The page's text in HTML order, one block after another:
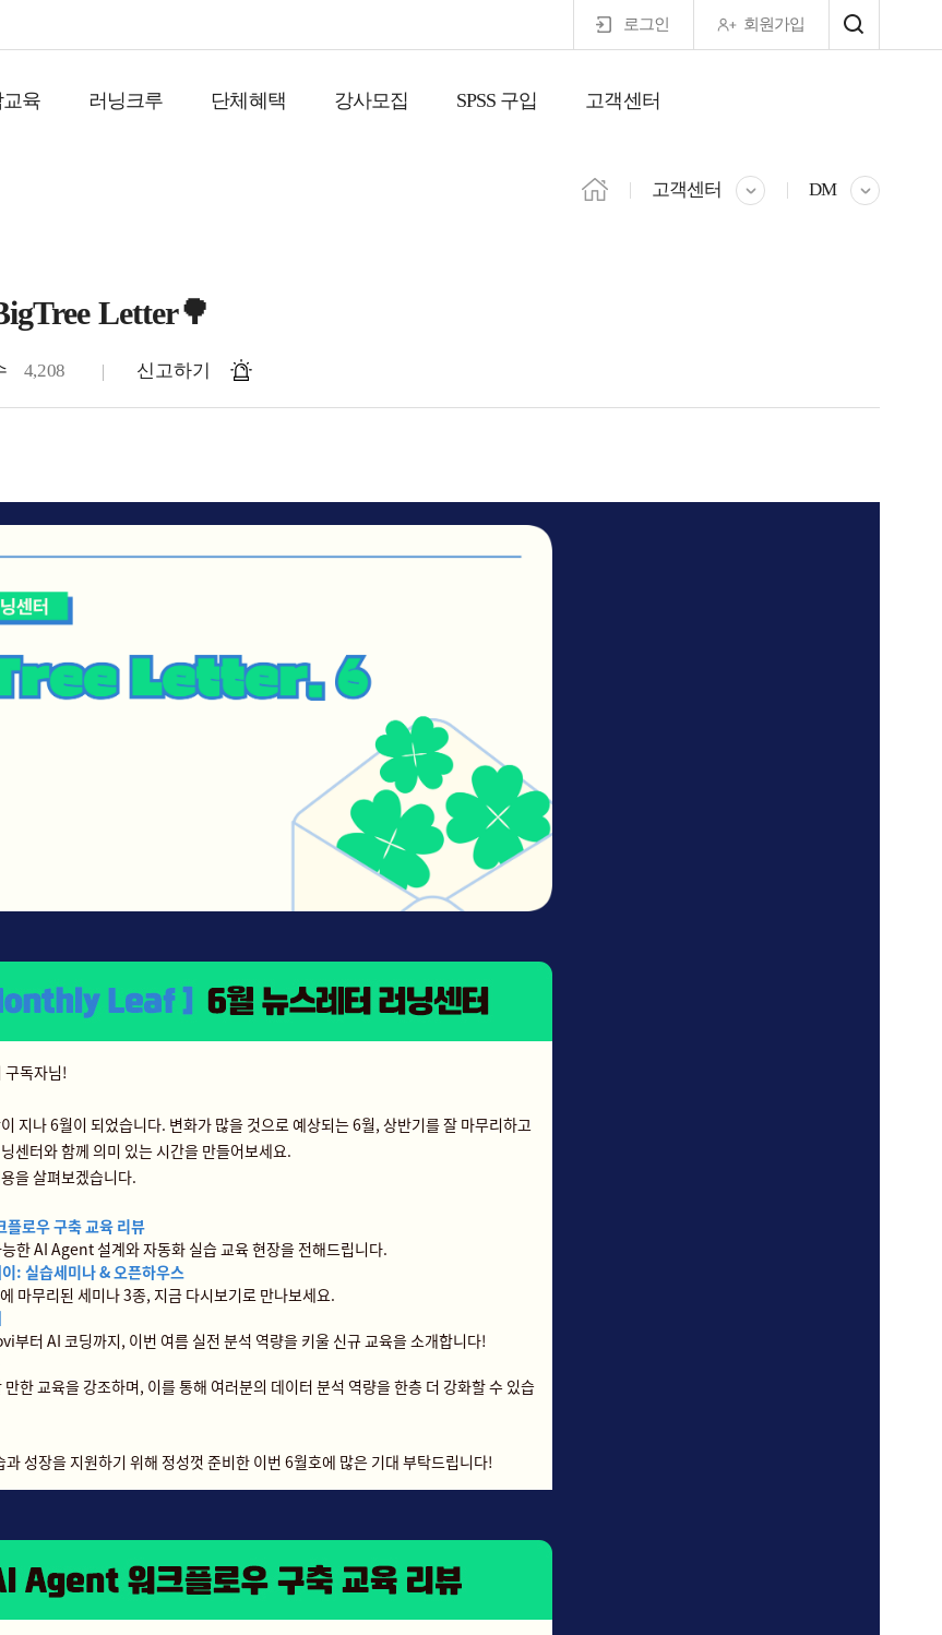
로그인 회원가입
육 러닝크루 단체혜택 강사모집 SPSS 구입 고객센터
고객센터 DM
Letter🌳
4,208 신고하기
구독자님!
지나 6월이 되었습니다. 변화가 많을 것으로 예상되는 6월, 상반기를 잘 마무리하고
센터와 함께 의미 있는 시간을 만들어보세요.
을 살펴보겠습니다.
로우 구축 교육 리뷰
한 AI Agent 설계와 자동화 실습 교육 현장을 전해드립니다.
: 실습세미나 & 오픈하우스
마무리된 세미나 3종, 지금 다시보기로 만나보세요.
부터 AI 코딩까지, 이번 여름 실전 분석 역량을 키울 신규 교육을 소개합니다!
만한 교육을 강조하며, 이를 통해 여러분의 데이터 분석 역량을 한층 더 강화할 수 있습
과 성장을 지원하기 위해 정성껏 준비한 이번 6월호에 많은 기대 부탁드립니다!